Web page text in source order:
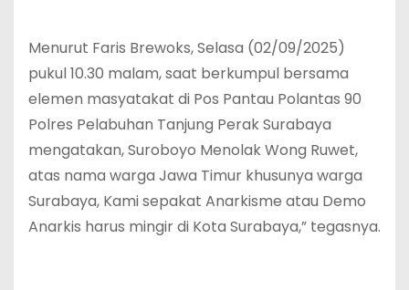
Menurut Faris Brewoks, Selasa (02/09/2025)
pukul 10.30 malam, saat berkumpul bersama
elemen masyatakat di Pos Pantau Polantas 90
Polres Pelabuhan Tanjung Perak Surabaya
mengatakan, Suroboyo Menolak Wong Ruwet,
atas nama warga Jawa Timur khusunya warga
Surabaya, Kami sepakat Anarkisme atau Demo
Anarkis harus mingir di Kota Surabaya,” tegasnya.